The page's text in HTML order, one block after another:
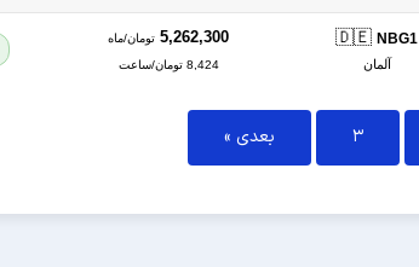
🇩🇪 NBG1
آلمان
5,262,300 تومان/ماه
8,424 تومان/ساعت
3 بعدی »